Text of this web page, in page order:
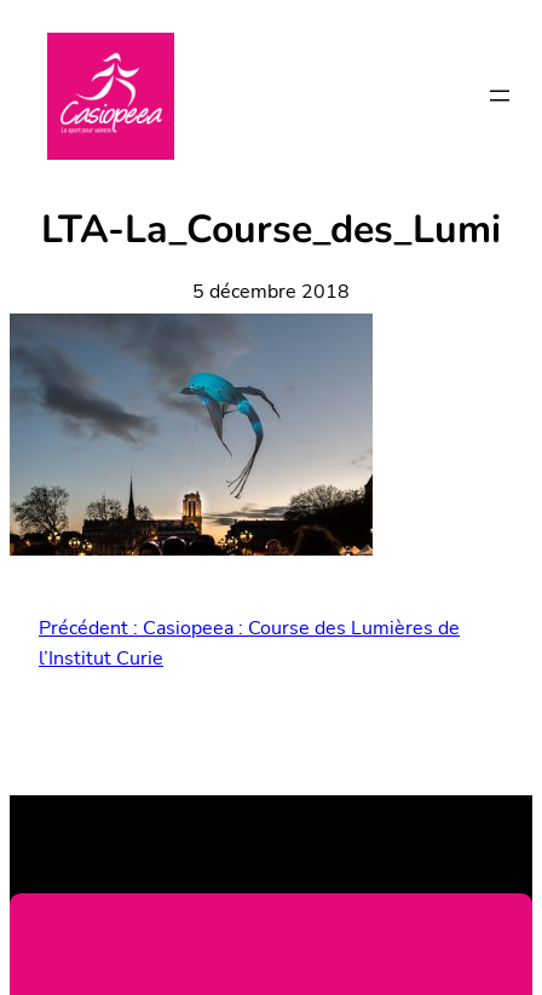
LTA-La_Course_des_Lumi
5 décembre 2018
Précédent :Casiopeea : Course des Lumières de
l’Institut Curie